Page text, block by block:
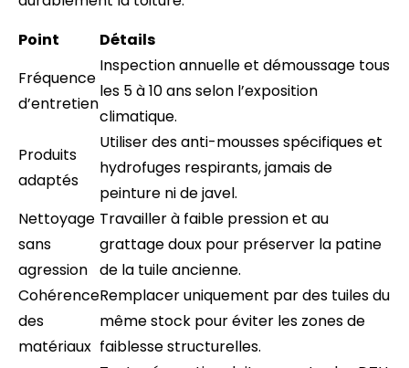
Point
Détails
Fréquence
d’entretien
Inspection annuelle et démoussage tous
les 5 à 10 ans selon l’exposition
climatique.
Produits
adaptés
Utiliser des anti-mousses spécifiques et
hydrofuges respirants, jamais de
peinture ni de javel.
Nettoyage
sans
agression
Travailler à faible pression et au
grattage doux pour préserver la patine
de la tuile ancienne.
Cohérence
des
matériaux
Remplacer uniquement par des tuiles du
même stock pour éviter les zones de
faiblesse structurelles.